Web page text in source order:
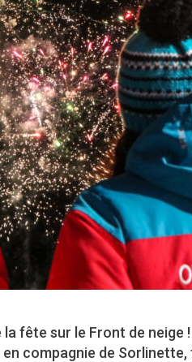
fête sur le Front de neige
en compagnie de